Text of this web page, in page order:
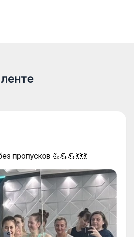
— Yoga
пропусков 💪💪💪💃💃💃